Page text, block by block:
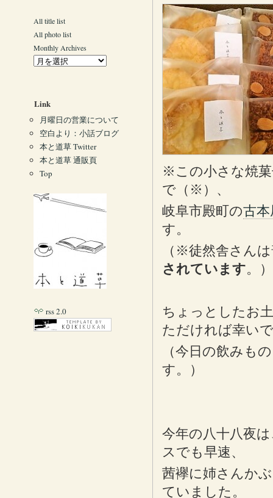
※この小さな焼菓
で（※）、
岐阜市殿町の古
す。
（※徒然舎さん
されています。）
ちょっとしたお
ただければ幸い
（今日の飲みも
す。）
今年の八十八夜
スでも早速、
茜襷に姉さんか
ていました。
All title list
All photo list
Monthly Archives
Link
月曜日の営業について
空白より：小話ブログ
本と道草 Twitter
本と道草 通販頁
Top
rss 2.0